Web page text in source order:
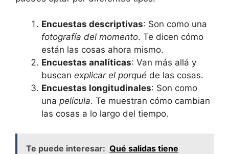
Encuestas descriptivas: Son como una
fotografía del momento. Te dicen cómo
están las cosas ahora mismo.
Encuestas analíticas: Van más allá y
buscan explicar el porqué de las cosas.
Encuestas longitudinales: Son como
una película. Te muestran cómo cambian
las cosas a lo largo del tiempo.
Te puede interesar: Qué salidas tiene